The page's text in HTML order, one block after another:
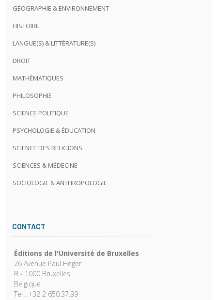
GÉOGRAPHIE & ENVIRONNEMENT
HISTOIRE
LANGUE(S) & LITTÉRATURE(S)
DROIT
MATHÉMATIQUES
PHILOSOPHIE
SCIENCE POLITIQUE
PSYCHOLOGIE & ÉDUCATION
SCIENCE DES RELIGIONS
SCIENCES & MÉDECINE
SOCIOLOGIE & ANTHROPOLOGIE
CONTACT
Éditions de l'Université de Bruxelles
26 Avenue Paul Héger
B - 1000 Bruxelles
Belgique
Tel : +32 2 650.37.99